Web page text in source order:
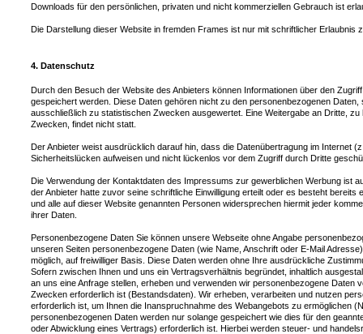
Downloads für den persönlichen, privaten und nicht kommerziellen Gebrauch ist
Die Darstellung dieser Website in fremden Frames ist nur mit schriftlicher Erlaubnis
4. Datenschutz
Durch den Besuch der Website des Anbieters können Informationen über den
gespeichert werden. Diese Daten gehören nicht zu den personenbezogenen
ausschließlich zu statistischen Zwecken ausgewertet. Eine Weitergabe an Dritte,
Zwecken, findet nicht statt.
Der Anbieter weist ausdrücklich darauf hin, dass die Datenübertragung im Internet
Sicherheitslücken aufweisen und nicht lückenlos vor dem Zugriff durch Dritte
Die Verwendung der Kontaktdaten des Impressums zur gewerblichen Werbung ist
der Anbieter hatte zuvor seine schriftliche Einwilligung erteilt oder es besteht bereits
und alle auf dieser Website genannten Personen widersprechen hiermit jeder
ihrer Daten.
Personenbezogene Daten Sie können unsere Webseite ohne Angabe
unseren Seiten personenbezogene Daten (wie Name, Anschrift oder E-Mail
möglich, auf freiwilliger Basis. Diese Daten werden ohne Ihre ausdrückliche
Sofern zwischen Ihnen und uns ein Vertragsverhältnis begründet, inhaltlich
an uns eine Anfrage stellen, erheben und verwenden wir personenbezogene Daten
Zwecken erforderlich ist (Bestandsdaten). Wir erheben, verarbeiten und nutzen
erforderlich ist, um Ihnen die Inanspruchnahme des Webangebots zu ermöglichen
personenbezogenen Daten werden nur solange gespeichert wie dies für den
oder Abwicklung eines Vertrags) erforderlich ist. Hierbei werden steuer- und